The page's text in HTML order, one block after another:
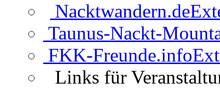
Nacktwandern.de
Taunus-Nackt-
FKK-Freunde.info
Links für